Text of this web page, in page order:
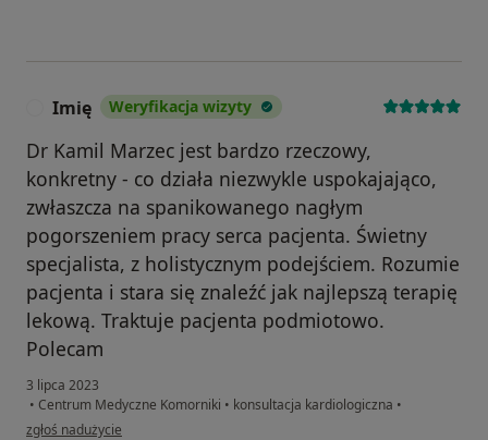
Imię Weryfikacja wizyty
Dr Kamil Marzec jest bardzo rzeczowy,
konkretny - co działa niezwykle uspokajająco,
zwłaszcza na spanikowanego nagłym
pogorszeniem pracy serca pacjenta. Świetny
specjalista, z holistycznym podejściem. Rozumie
pacjenta i stara się znaleźć jak najlepszą terapię
lekową. Traktuje pacjenta podmiotowo.
Polecam
3 lipca 2023
• Centrum Medyczne Komorniki • konsultacja kardiologiczna •
w opinii użytkownika Imię
zgłoś nadużycie